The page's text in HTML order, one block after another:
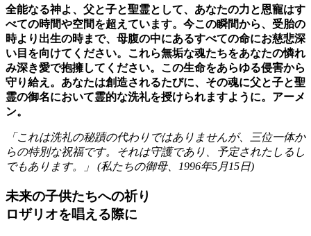
全能なる神よ、父と子と聖霊として、あなたの力と恩寵はす
べての時間や空間を超えています。今この瞬間から、受胎の
時より出生の時まで、母腹の中にあるすべての命にお慈悲深
い目を向けてください。これら無垢な魂たちをあなたの憐れ
み深き愛で抱擁してください。この生命をあらゆる侵害から
守り給え。あなたは創造されるたびに、その魂に父と子と聖
霊の御名において霊的な洗礼を授けられますように。アーメ
ン。
「これは洗礼の秘蹟の代わりではありませんが、三位一体か
らの特別な祝福です。それは守護であり、予定されたしるし
でもあります。」 (私たちの御母、 1996年5月15日)
未来の子供たちへの祈り
ロザリオを唱える際に